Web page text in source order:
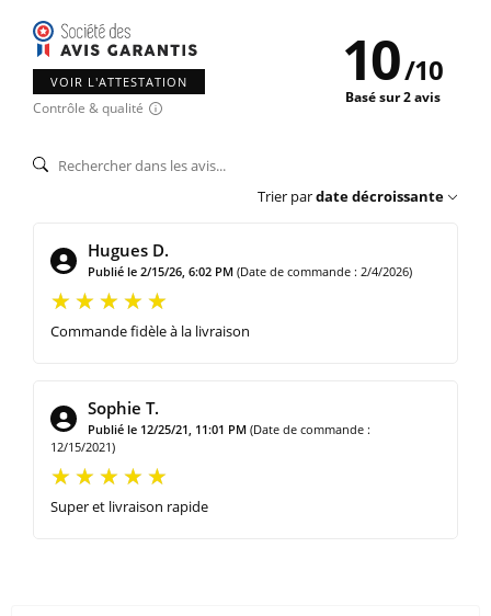
VOIR L'ATTESTATION
Contrôle & qualité
10/10
Basé sur 2 avis
Trier pardate décroissante
Hugues D.
Publié le 2/15/26, 6:02 PM (Date de commande : 2/4/2026)
Commande fidèle à la livraison
Sophie T.
Publié le 12/25/21, 11:01 PM (Date de commande :
12/15/2021)
Super et livraison rapide